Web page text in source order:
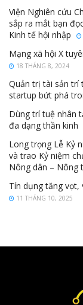
Viện Nghiên cứu
sắp ra mắt bạn
Kinh tế hội nhập
Mạng xã hội X
18 THÁNG 8, 2024
Quản trị tài sản trí
startup bứt phá
Dùng trí tuệ nhân
đa dạng thần kinh
Long trọng Lễ Kỷ
và trao Kỷ niệm
Nông dân – Nông
Tín dụng tăng vọt,
11 THÁNG 10, 2025